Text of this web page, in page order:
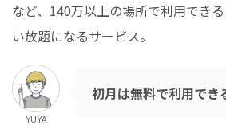
など、140万以上の場所で利用でき
い放題になるサービス。
YUYA
初月は無料で利用でき